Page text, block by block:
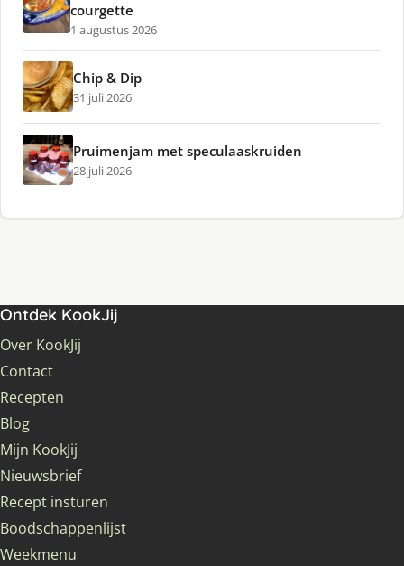
courgette
1 augustus 2026
Chip & Dip
31 juli 2026
Pruimenjam met speculaaskruiden
28 juli 2026
Ontdek KookJij
Over KookJij
Contact
Recepten
Blog
Mijn KookJij
Nieuwsbrief
Recept insturen
Boodschappenlijst
Weekmenu